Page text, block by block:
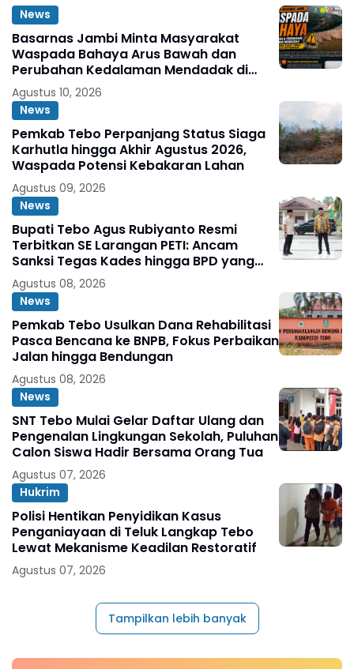
News
Basarnas Jambi Minta Masyarakat
Waspada Bahaya Arus Bawah dan
Perubahan Kedalaman Mendadak di
Fenomena Pasir Timbul di Sungai
Batanghari
Agustus 10, 2026
News
Pemkab Tebo Perpanjang Status Siaga
Karhutla hingga Akhir Agustus 2026,
Waspada Potensi Kebakaran Lahan
Agustus 09, 2026
News
Bupati Tebo Agus Rubiyanto Resmi
Terbitkan SE Larangan PETI: Ancam
Sanksi Tegas Kades hingga BPD yang
Terlibat
Agustus 08, 2026
News
Pemkab Tebo Usulkan Dana Rehabilitasi
Pasca Bencana ke BNPB, Fokus Perbaikan
Jalan hingga Bendungan
Agustus 08, 2026
News
SNT Tebo Mulai Gelar Daftar Ulang dan
Pengenalan Lingkungan Sekolah, Puluhan
Calon Siswa Hadir Bersama Orang Tua
Agustus 07, 2026
Hukrim
Polisi Hentikan Penyidikan Kasus
Penganiayaan di Teluk Langkap Tebo
Lewat Mekanisme Keadilan Restoratif
Agustus 07, 2026
Tampilkan lebih banyak